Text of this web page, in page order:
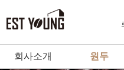
회사소개 원두